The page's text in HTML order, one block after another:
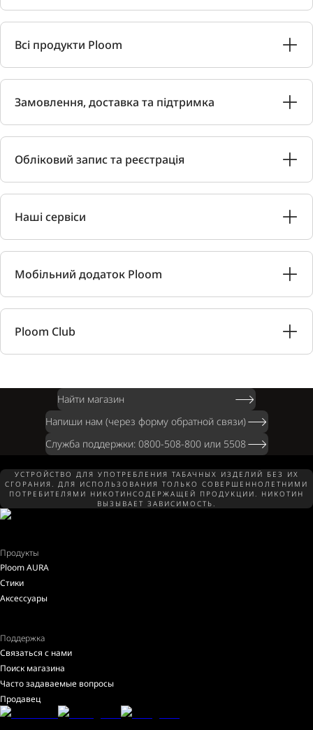
Всі продукти Ploom
Замовлення, доставка та підтримка
Обліковий запис та реєстрація
Наші сервіси
Мобільний додаток Ploom
Ploom Club
Найти магазин
Напиши нам (через форму обратной связи)
Служба поддержки: 0800-508-800 или 5508
УСТРОЙСТВО ДЛЯ УПОТРЕБЛЕНИЯ ТАБАЧНЫХ ИЗДЕЛИЙ БЕЗ ИХ
СГОРАНИЯ. ДЛЯ ИСПОЛЬЗОВАНИЯ ТОЛЬКО СОВЕРШЕННОЛЕТНИМИ
ПОТРЕБИТЕЛЯМИ НИКОТИНСОДЕРЖАЩЕЙ ПРОДУКЦИИ. НИКОТИН
ВЫЗЫВАЕТ ЗАВИСИМОСТЬ.
Продукты
Ploom AURA
Стики
Аксессуары
Поддержка
Связаться с нами
Поиск магазина
Часто задаваемые вопросы
Продавец